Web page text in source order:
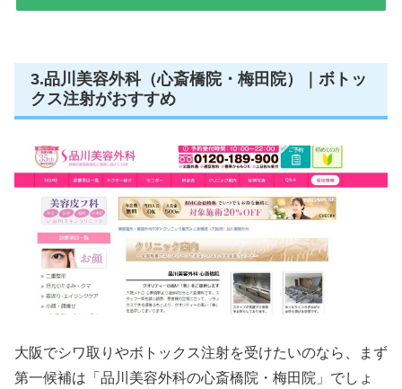
3.品川美容外科（心斎橋院・梅田院）｜ボトッ
クス注射がおすすめ
大阪でシワ取りやボトックス注射を受けたいのなら、まず
第一候補は「品川美容外科の心斎橋院・梅田院」でしょ